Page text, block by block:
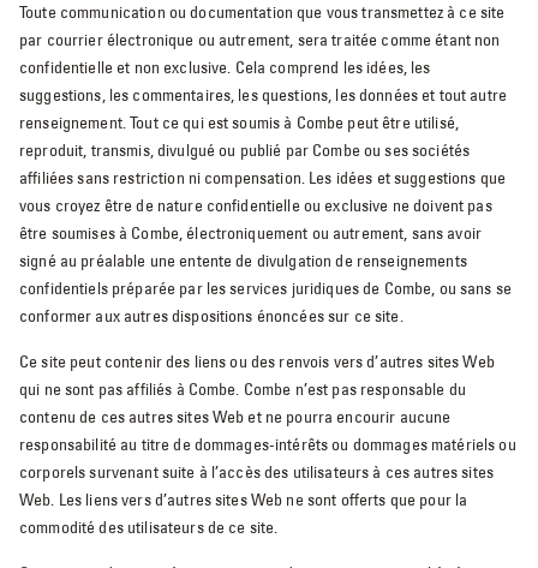
Toute communication ou documentation que vous transmettez à ce site
par courrier électronique ou autrement, sera traitée comme étant non
confidentielle et non exclusive. Cela comprend les idées, les
suggestions, les commentaires, les questions, les données et tout autre
renseignement. Tout ce qui est soumis à Combe peut être utilisé,
reproduit, transmis, divulgué ou publié par Combe ou ses sociétés
affiliées sans restriction ni compensation. Les idées et suggestions que
vous croyez être de nature confidentielle ou exclusive ne doivent pas
être soumises à Combe, électroniquement ou autrement, sans avoir
signé au préalable une entente de divulgation de renseignements
confidentiels préparée par les services juridiques de Combe, ou sans se
conformer aux autres dispositions énoncées sur ce site.
Ce site peut contenir des liens ou des renvois vers d’autres sites Web
qui ne sont pas affiliés à Combe. Combe n’est pas responsable du
contenu de ces autres sites Web et ne pourra encourir aucune
responsabilité au titre de dommages-intérêts ou dommages matériels ou
corporels survenant suite à l’accès des utilisateurs à ces autres sites
Web. Les liens vers d’autres sites Web ne sont offerts que pour la
commodité des utilisateurs de ce site.